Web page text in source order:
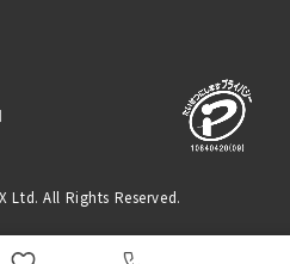
Ltd. All Rights Reserved.